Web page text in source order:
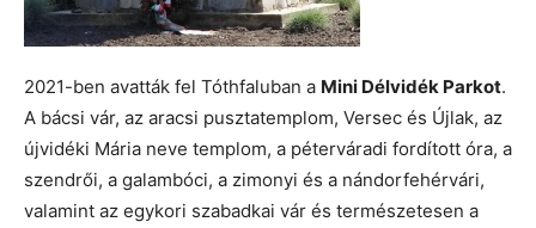
2021-ben avatták fel Tóthfaluban a Mini Délvidék Parkot.
A bácsi vár, az aracsi pusztatemplom, Versec és Újlak, az
újvidéki Mária neve templom, a péterváradi fordított óra, a
szendrői, a galambóci, a zimonyi és a nándorfehérvári,
valamint az egykori szabadkai vár és természetesen a